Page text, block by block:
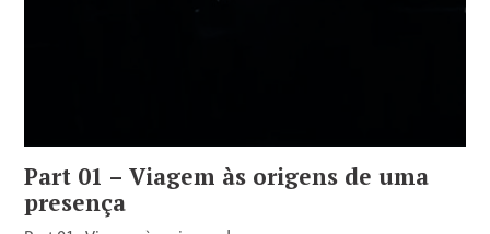
Part 01 – Viagem às origens de uma
presença